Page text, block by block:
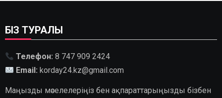
БІЗ ТУРАЛЫ
Телефон: 8 747 909 2424
Email: korday24.kz@gmail.com
Маңызды мәселелеріңіз бен ақпараттарыңызды бізбен